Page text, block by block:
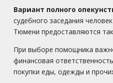
Вариант полного
судебного заседания
Тюмени предоставляются
При выборе помощника
финансовая
покупки еды, одежды и